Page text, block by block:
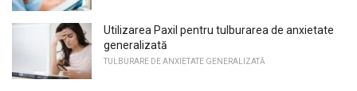
Utilizarea Paxil pentru tulburarea de anxietate
generalizată
TULBURARE DE ANXIETATE GENERALIZATĂ